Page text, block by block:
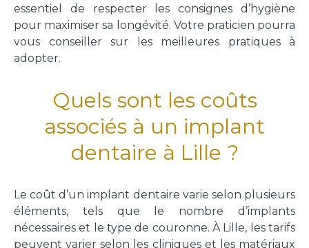
essentiel de respecter les consignes d’hygiène
pour maximiser sa longévité. Votre praticien pourra
vous conseiller sur les meilleures pratiques à
adopter.
Quels sont les coûts
associés à un implant
dentaire à Lille ?
Le coût d’un implant dentaire varie selon plusieurs
éléments, tels que le nombre d’implants
nécessaires et le type de couronne. À Lille, les tarifs
peuvent varier selon les cliniques et les matériaux